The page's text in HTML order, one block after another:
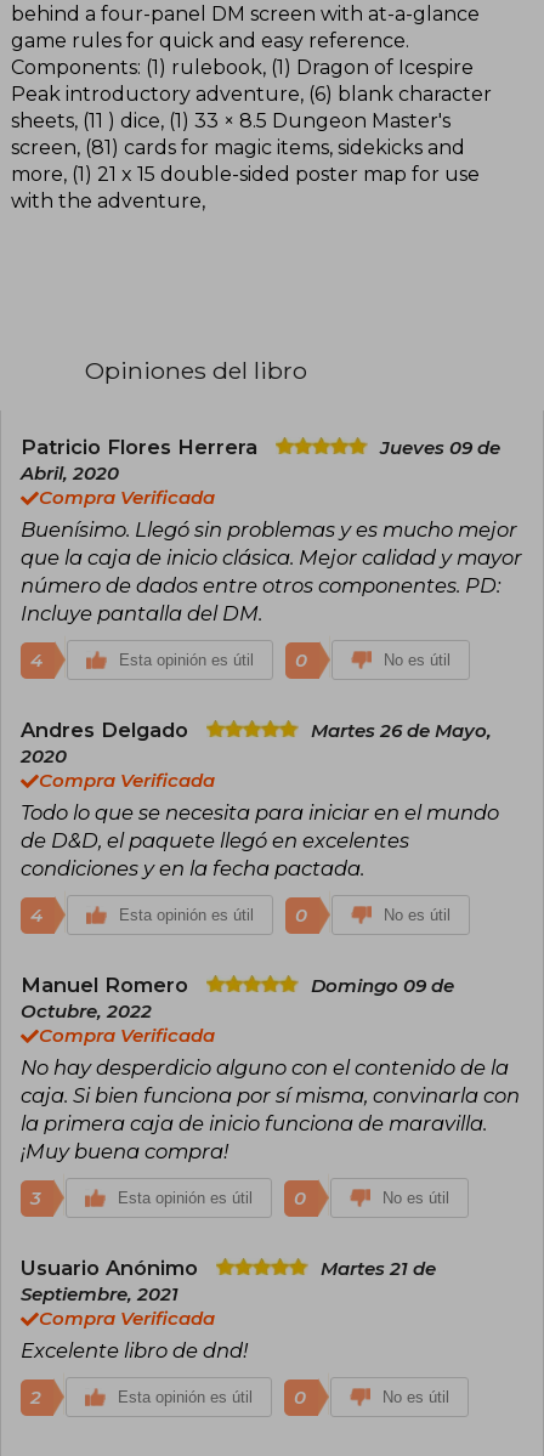
behind a four-panel DM screen with at-a-glance
game rules for quick and easy reference.
Components: (1) rulebook, (1) Dragon of Icespire
Peak introductory adventure, (6) blank character
sheets, (11 ) dice, (1) 33 × 8.5 Dungeon Master's
screen, (81) cards for magic items, sidekicks and
more, (1) 21 x 15 double-sided poster map for use
with the adventure,
Opiniones del libro
Patricio Flores Herrera
Jueves 09 de
Abril, 2020
Compra Verificada
Buenísimo. Llegó sin problemas y es mucho mejor
que la caja de inicio clásica. Mejor calidad y mayor
número de dados entre otros componentes. PD:
Incluye pantalla del DM.
4 Esta opinión es útil 0 No es útil
Andres Delgado
Martes 26 de Mayo,
2020
Compra Verificada
Todo lo que se necesita para iniciar en el mundo
de D&D, el paquete llegó en excelentes
condiciones y en la fecha pactada.
4 Esta opinión es útil 0 No es útil
Manuel Romero
Domingo 09 de
Octubre, 2022
Compra Verificada
No hay desperdicio alguno con el contenido de la
caja. Si bien funciona por sí misma, convinarla con
la primera caja de inicio funciona de maravilla.
¡Muy buena compra!
3 Esta opinión es útil 0 No es útil
Usuario Anónimo
Martes 21 de
Septiembre, 2021
Compra Verificada
Excelente libro de dnd!
2 Esta opinión es útil 0 No es útil